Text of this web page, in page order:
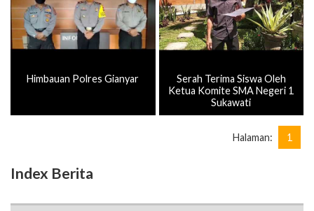
Himbauan Polres Gianyar
Serah Terima Siswa Oleh
Ketua Komite SMA Negeri 1
Sukawati
Halaman: 1
Index Berita